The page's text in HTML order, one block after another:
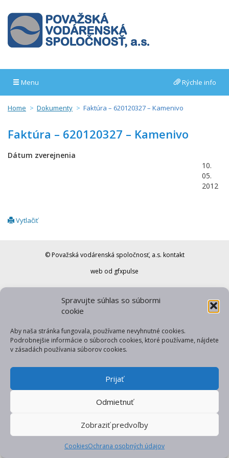
Spravujte súhlas so súbormi
cookie
Aby naša stránka fungovala, používame nevyhnutné cookies.
Podrobnejšie informácie o súboroch cookies, ktoré používame, nájdete
v zásadách používania súborov cookies.
Prijať
Odmietnuť
Zobraziť predvoľby
CookiesOchrana osobných údajov
Menu Rýchle info
Home Dokumenty Faktúra – 620120327 – Kamenivo
Faktúra – 620120327 – Kamenivo
Dátum zverejnenia
10.
05.
2012
Vytlačiť
© Považská vodárenská spoločnosť, a.s. kontakt
web od gfxpulse